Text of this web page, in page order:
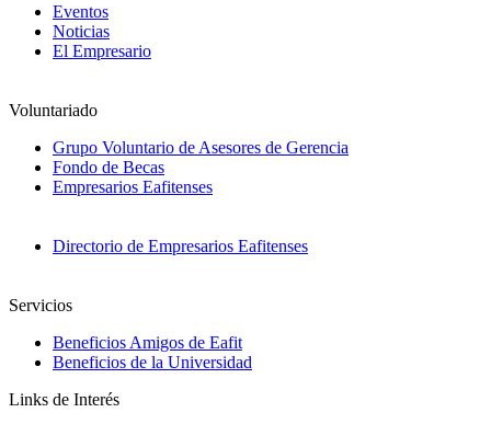
Eventos
Noticias
El Empresario
Voluntariado
Grupo Voluntario de Asesores de Gerencia
Fondo de Becas
Empresarios Eafitenses
Directorio de Empresarios Eafitenses
Servicios
Beneficios Amigos de Eafit
Beneficios de la Universidad
Links de Interés